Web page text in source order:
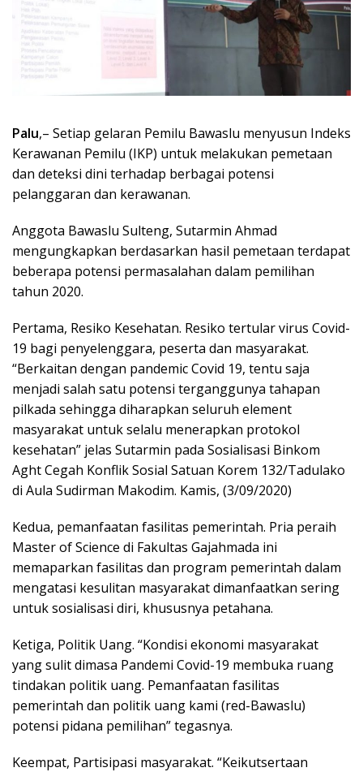
Palu,– Setiap gelaran Pemilu Bawaslu menyusun Indeks
Kerawanan Pemilu (IKP) untuk melakukan pemetaan
dan deteksi dini terhadap berbagai potensi
pelanggaran dan kerawanan.
Anggota Bawaslu Sulteng, Sutarmin Ahmad
mengungkapkan berdasarkan hasil pemetaan terdapat
beberapa potensi permasalahan dalam pemilihan
tahun 2020.
Pertama, Resiko Kesehatan. Resiko tertular virus Covid-
19 bagi penyelenggara, peserta dan masyarakat.
“Berkaitan dengan pandemic Covid 19, tentu saja
menjadi salah satu potensi terganggunya tahapan
pilkada sehingga diharapkan seluruh element
masyarakat untuk selalu menerapkan protokol
kesehatan” jelas Sutarmin pada Sosialisasi Binkom
Aght Cegah Konflik Sosial Satuan Korem 132/Tadulako
di Aula Sudirman Makodim. Kamis, (3/09/2020)
Kedua, pemanfaatan fasilitas pemerintah. Pria peraih
Master of Science di Fakultas Gajahmada ini
memaparkan fasilitas dan program pemerintah dalam
mengatasi kesulitan masyarakat dimanfaatkan sering
untuk sosialisasi diri, khususnya petahana.
Ketiga, Politik Uang. “Kondisi ekonomi masyarakat
yang sulit dimasa Pandemi Covid-19 membuka ruang
tindakan politik uang. Pemanfaatan fasilitas
pemerintah dan politik uang kami (red-Bawaslu)
potensi pidana pemilihan” tegasnya.
Keempat, Partisipasi masyarakat. “Keikutsertaan